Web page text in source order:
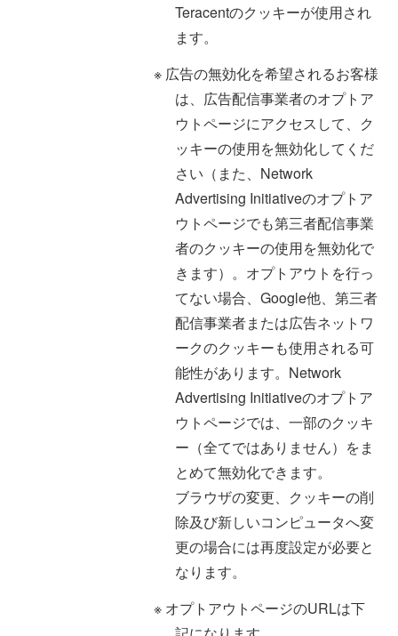
Teracentのクッキーが使用され
ます。
※ 広告の無効化を希望されるお客様
は、広告配信事業者のオプトア
ウトページにアクセスして、ク
ッキーの使用を無効化してくだ
さい（また、Network
Advertising Initiativeのオプトア
ウトページでも第三者配信事業
者のクッキーの使用を無効化で
きます）。オプトアウトを行っ
てない場合、Google他、第三者
配信事業者または広告ネットワ
ークのクッキーも使用される可
能性があります。Network
Advertising Initiativeのオプトア
ウトページでは、一部のクッキ
ー（全てではありません）をま
とめて無効化できます。
ブラウザの変更、クッキーの削
除及び新しいコンピュータへ変
更の場合には再度設定が必要と
なります。
※ オプトアウトページのURLは下